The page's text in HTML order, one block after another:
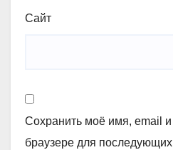
Сайт
Сохранить моё имя, email и
браузере для